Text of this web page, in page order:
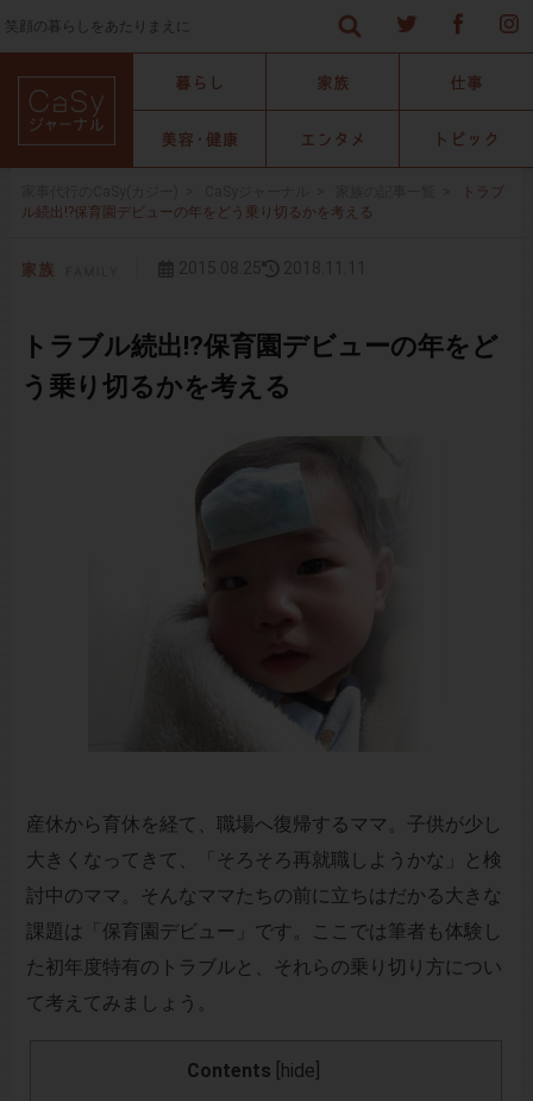
笑顔の暮らしをあたりまえに
トラブ
ル続出!?保育園デビューの年をどう乗り切るかを考える
トラブル続出!?保育園デビューの年をど
う乗り切るかを考える
産休から育休を経て、職場へ復帰するママ。子供が少し
大きくなってきて、「そろそろ再就職しようかな」と検
討中のママ。そんなママたちの前に立ちはだかる大きな
課題は「保育園デビュー」です。ここでは筆者も体験し
た初年度特有のトラブルと、それらの乗り切り方につい
て考えてみましょう。
Contents hide